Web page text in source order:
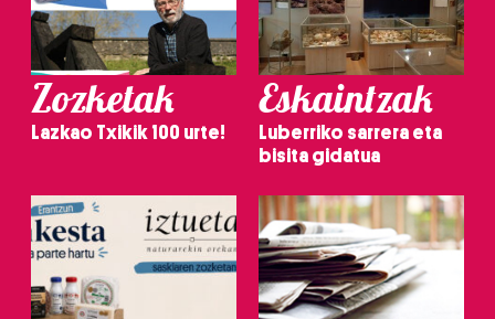
Zozketak
Lazkao Txikik 100 urte!
Eskaintzak
Luberriko sarrera eta
bisita gidatua